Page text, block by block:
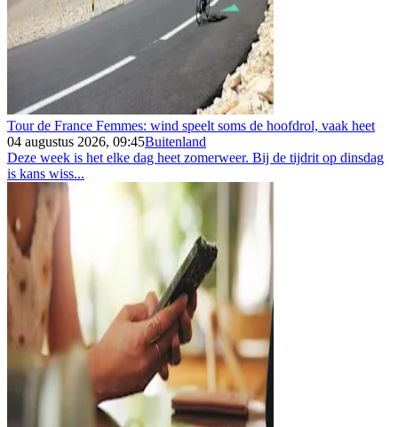
Tour de France Femmes: wind speelt soms de hoofdrol, vaak heet
04 augustus 2026, 09:45Buitenland
Deze week is het elke dag heet zomerweer. Bij de tijdrit op dinsdag
is kans wiss...